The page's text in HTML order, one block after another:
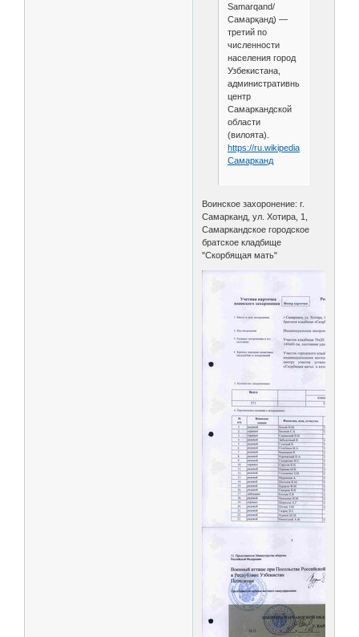
Samarqand/
Самарқанд) —
третий по
численности
населения город
Узбекистана,
административный
центр
Самаркандской
области
(вилоята).
https://ru.wikipedia.org/wiki/
Самарканд
Воинское захоронение: г.
Самарканд, ул. Хотира, 1,
Самаркандское городское
братское кладбище
"Скорбящая мать"